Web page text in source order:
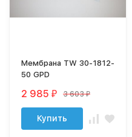
Мембрана TW 30-1812-
50 GPD
2 985 ₽ 3 603₽
Купить